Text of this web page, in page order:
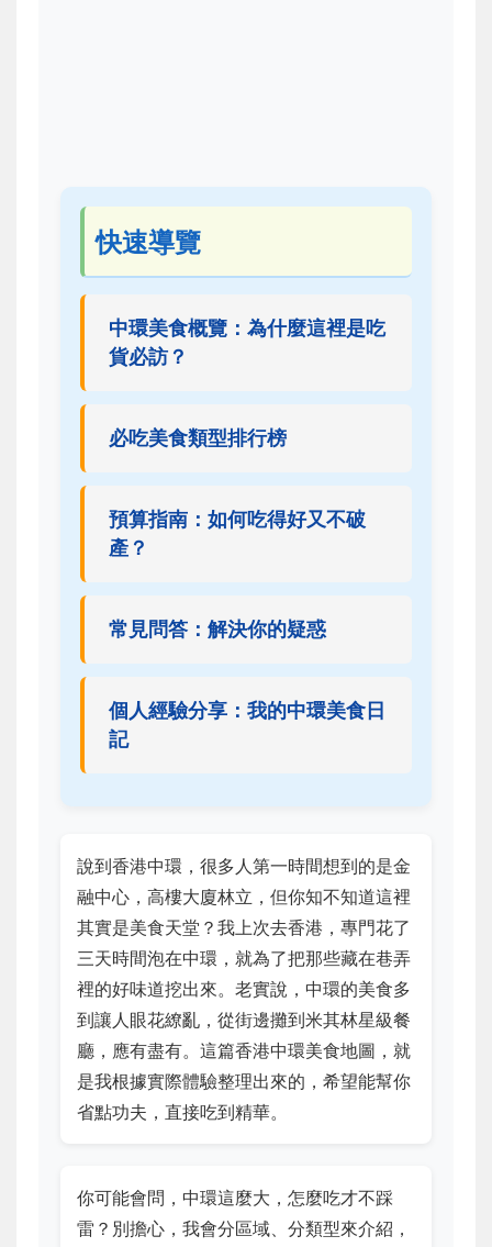
快速導覽
中環美食概覽：為什麼這裡是吃
貨必訪？
必吃美食類型排行榜
預算指南：如何吃得好又不破
產？
常見問答：解決你的疑惑
個人經驗分享：我的中環美食日
記
說到香港中環，很多人第一時間想到的是金
融中心，高樓大廈林立，但你知不知道這裡
其實是美食天堂？我上次去香港，專門花了
三天時間泡在中環，就為了把那些藏在巷弄
裡的好味道挖出來。老實說，中環的美食多
到讓人眼花繚亂，從街邊攤到米其林星級餐
廳，應有盡有。這篇香港中環美食地圖，就
是我根據實際體驗整理出來的，希望能幫你
省點功夫，直接吃到精華。
你可能會問，中環這麼大，怎麼吃才不踩
雷？別擔心，我會分區域、分類型來介紹，